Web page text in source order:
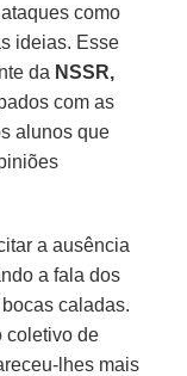
como
ideias. Esse
da NSSR,
com as
alunos que
a ausência
a fala dos
caladas.
coletivo de
lhes mais